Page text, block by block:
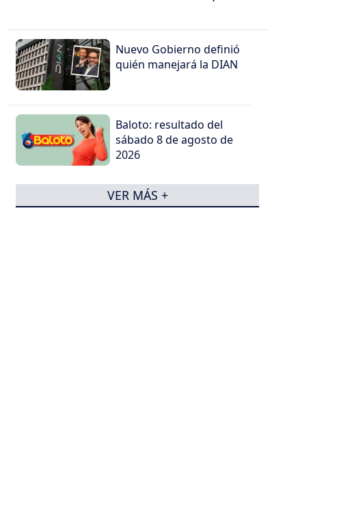
Nuevo Gobierno definió
quién manejará la DIAN
Baloto: resultado del
sábado 8 de agosto de
2026
VER MÁS +